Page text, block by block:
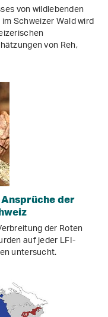
von wildlebenden
Schweizer Wald wird
von Reh,
der
der Roten
auf jeder LFI-
untersucht.